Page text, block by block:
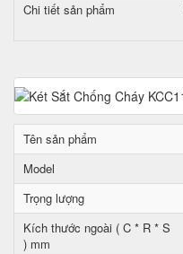
Chi tiết sản phẩm
Tên sản phẩm
Model
Trọng lượng
Kích thước ngoài ( C * R * S
) mm